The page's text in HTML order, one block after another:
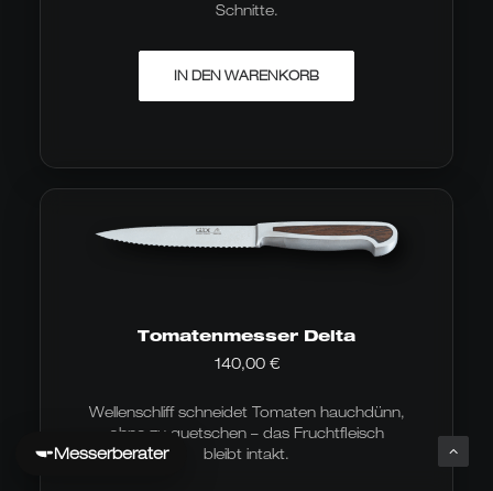
Schnitte.
IN DEN WARENKORB
Tomatenmesser Delta
140,00 €
Wellenschliff schneidet Tomaten hauchdünn,
ohne zu quetschen – das Fruchtfleisch
bleibt intakt.
Messerberater